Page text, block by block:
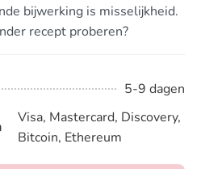
bijwerking is misselijkheid.
recept proberen?
5-9 dagen
Visa, Mastercard, Discovery,
Bitcoin, Ethereum